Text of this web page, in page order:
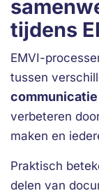
tijdens
EMVI-
tussen
verbeteren
maken en
Praktisch
delen van